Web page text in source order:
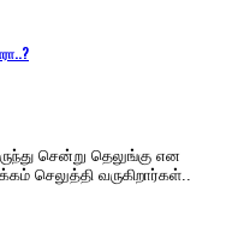
சென்று தெலுங்கு என
செலுத்தி வருகிறார்கள்..